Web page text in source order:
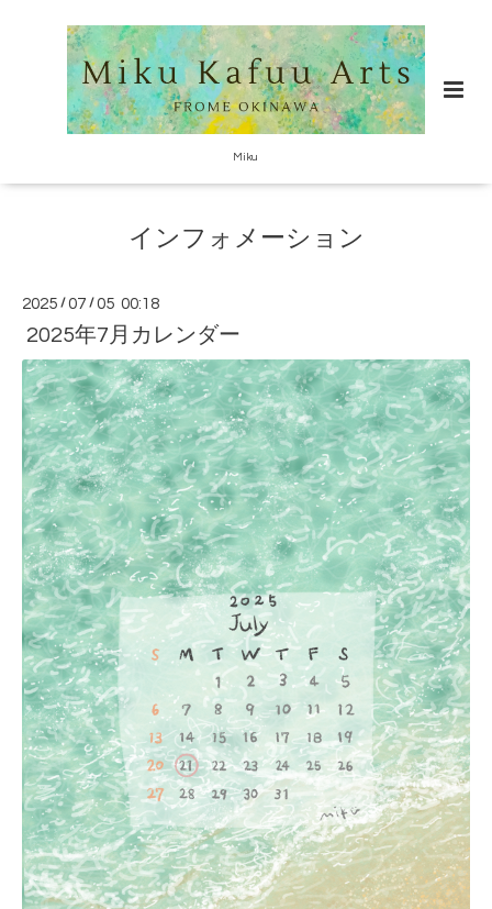
Miku
インフォメーション
2025 /07 /05 00:18
2025年7月カレンダー